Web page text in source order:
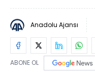
Anadolu Ajansı
ABONE OL